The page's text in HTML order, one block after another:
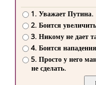
1. Уважает Путина.
2. Боится
3. Никому не дает
4. Боится
5. Просто у него
не сделать.